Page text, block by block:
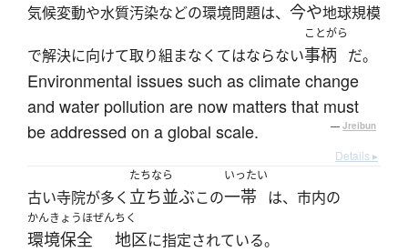
気候変動や水質汚染などの環境問題は、 今や地球規模
で解決に向けて取り組まなくてはならない
ことがら
事柄 だ。
Environmental issues such as climate change
and water pollution are now matters that must
be addressed on a global scale.
— Jreibun
Details ▸
古い寺院が多く
たちなら
立ち並ぶこの
いったい
一帯 は、市内の
かんきょうほぜん
環境保全
ちく
地区に指定されている。